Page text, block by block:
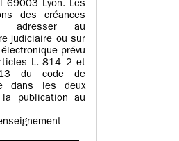
69003 Lyon. Les
des créances
adresser au
judiciaire ou sur
prévu
L. 814–2 et
du code de
dans les deux
publication au